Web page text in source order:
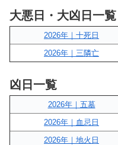
大悪日・大凶日一覧
2026年｜十死日
2026年｜三隣亡
凶日一覧
2026年｜五墓
2026年｜血忌日
2026年｜地火日